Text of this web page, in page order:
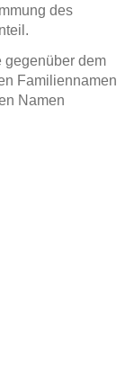
des
gegenüber dem
Familiennamen
Namen